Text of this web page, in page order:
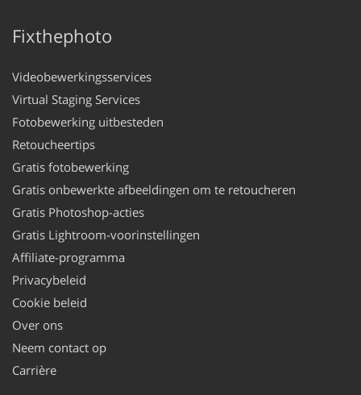
Fixthephoto
Videobewerkingsservices
Virtual Staging Services
Fotobewerking uitbesteden
Retoucheertips
Gratis fotobewerking
Gratis onbewerkte afbeeldingen om te retoucheren
Gratis Photoshop-acties
Gratis Lightroom-voorinstellingen
Affiliate-programma
Privacybeleid
Cookie beleid
Over ons
Neem contact op
Carrière